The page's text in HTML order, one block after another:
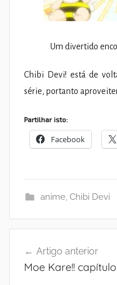
Um divertido
Chibi Devi! está de
série, portanto
Partilhar isto:
Facebook
anime, Chibi Devi
de
Artigo anterior
Moe Kare!!